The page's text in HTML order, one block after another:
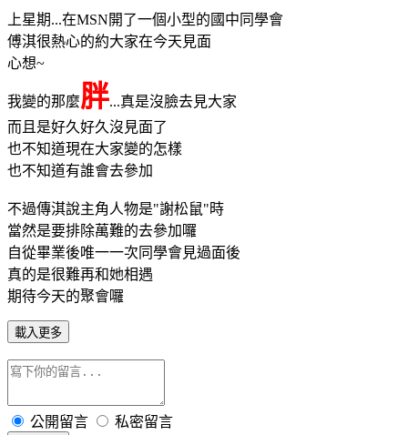
上星期...在MSN開了一個小型的國中同學會
傅淇很熱心的約大家在今天見面
心想~
我變的那麼胖...真是沒臉去見大家
而且是好久好久沒見面了
也不知道現在大家變的怎樣
也不知道有誰會去參加
不過傳淇說主角人物是"謝松鼠"時
當然是要排除萬難的去參加囉
自從畢業後唯一一次同學會見過面後
真的是很難再和她相遇
期待今天的聚會囉
載入更多
公開留言 私密留言